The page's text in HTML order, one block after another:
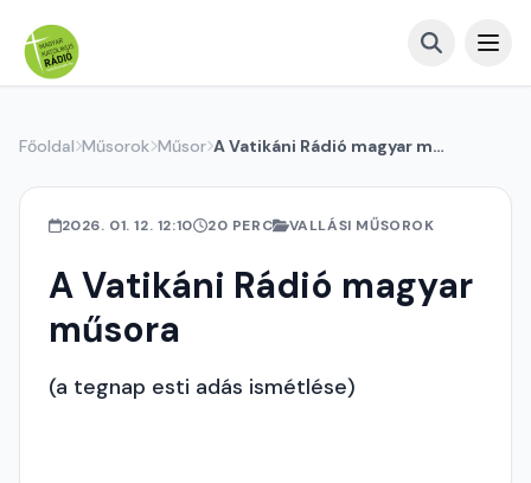
Főoldal Műsorok Műsor A Vatikáni Rádió magyar műsora
2026. 01. 12. 12:10 20 PERC VALLÁSI MŰSOROK
A Vatikáni Rádió magyar
műsora
(a tegnap esti adás ismétlése)